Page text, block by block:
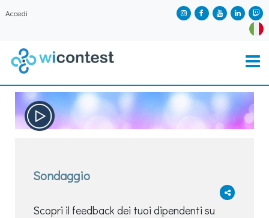
Accedi
Sondaggio
Scopri il feedback dei tuoi dipendenti su